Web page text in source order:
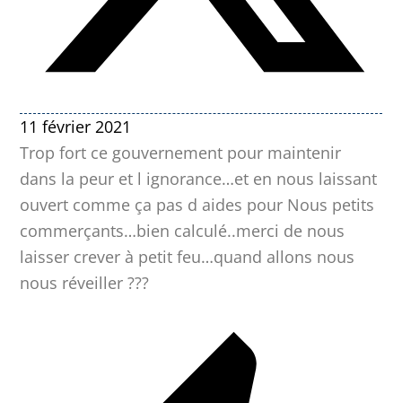
11 février 2021
Trop fort ce gouvernement pour maintenir
dans la peur et l ignorance…et en nous laissant
ouvert comme ça pas d aides pour Nous petits
commerçants…bien calculé..merci de nous
laisser crever à petit feu…quand allons nous
nous réveiller ???